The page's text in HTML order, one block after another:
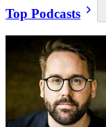
Top Podcasts